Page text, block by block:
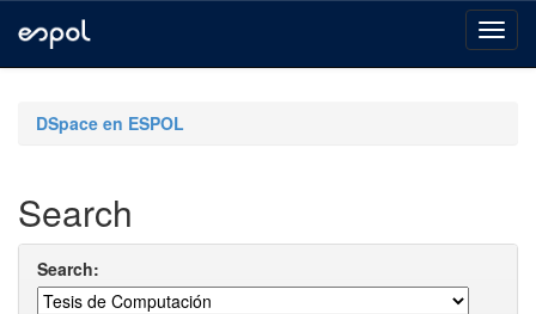
navigationDSpace en ESPOL
Search
Search: